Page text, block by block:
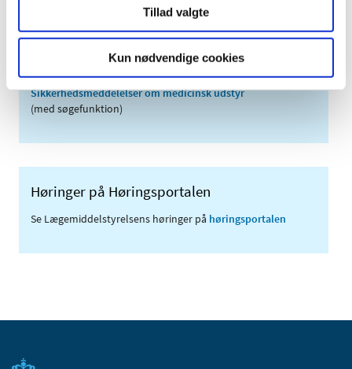
Tillad valgte
Kun nødvendige cookies
Meddelelser om forsyning af medicin til mennesker og dyr
(med søgefunktion)
Sikkerhedsmeddelelser om medicinsk udstyr
(med søgefunktion)
Høringer på Høringsportalen
Se Lægemiddelstyrelsens høringer på høringsportalen